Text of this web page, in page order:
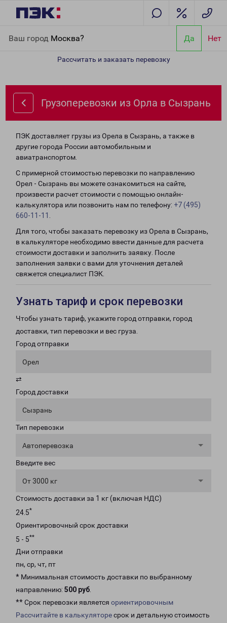
Ваш город Москва? Да Нет
Рассчитать и заказать перевозку
Грузоперевозки из Орла в Сызрань
ПЭК доставляет грузы из Орела в Сызрань, а также в
другие города России автомобильным и
авиатранспортом.
С примерной стоимостью перевозки по направлению
Орел - Сызрань вы можете ознакомиться на сайте,
произвести расчет стоимости с помощью онлайн-
калькулятора или позвонить нам по телефону: +7 (495)
660-11-11
Для того, чтобы заказать перевозку из Орела в Сызрань,
в калькуляторе необходимо ввести данные для расчета
стоимости доставки и заполнить заявку. После
заполнения заявки с вами для уточнения деталей
свяжется специалист ПЭК.
Узнать тариф и срок перевозки
Чтобы узнать тариф, укажите город отправки, город
доставки, тип перевозки и вес груза.
Город отправки
Орел
⇄
Город доставки
Сызрань
Тип перевозки
Автоперевозка
Введите вес
От 3000 кг
Стоимость доставки за 1 кг (включая НДС)
24.5*
Ориентировочный срок доставки
5 - 5**
Дни отправки
пн, ср, чт, пт
* Минимальная стоимость доставки по выбранному
направлению: 500 руб.
** Срок перевозки является ориентировочным
Рассчитайте в калькуляторесрок и детальную стоимость